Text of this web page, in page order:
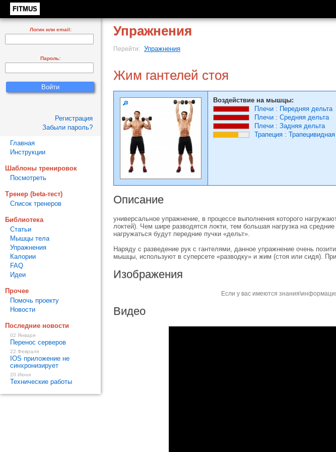
FITMUS
Упражнения
Перейти: Упражнения
Жим гантелей стоя
Воздействие на мышцы:
Плечи : Передняя дельта
Плечи : Средняя дельта
Плечи : Задняя дельта
Трапеция : Трапецивидная
Описание
универсальное упражнение, в процессе выполнения которого
локтей). Чем шире разводятся локти, тем большая нагрузка на
нагружаться будут передние пучки «дельт».
Наряду с разведение рук с гантелями, данное упражнение очень
мышцы, используют в суперсете «разводку» и жим (стоя или сидя).
Изображения
Если у вас имеются
Видео
Логин или email:
Пароль:
Регистрация
Забыли пароль?
Главная
Инструкции
Шаблоны тренировок
Посмотреть
Тренер (beta-тест)
Список тренеров
Библиотека
Статьи
Мышцы тела
Упражнения
Калории
FAQ
Идеи
Прочее
Помочь проекту
Новости
Последние новости
02 Января
Перенос серверов
22 Февраля
IOS приложение не
синхронизирует
20 Июня
Технические работы